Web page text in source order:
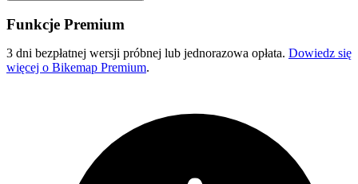
Funkcje Premium
3 dni bezpłatnej wersji próbnej lub jednorazowa opłata. Dowiedz się
więcej o Bikemap Premium.